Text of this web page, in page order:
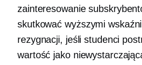
zainteresowanie
skutkować wyższymi
rezygnacji, jeśli studenci
wartość jako